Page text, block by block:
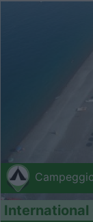
International